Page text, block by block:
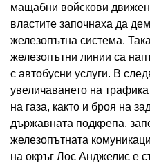
мащабни войскови
властите започнаха да
железопътна система.
железопътни линии са
с автобусни услуги. В
увеличаването на
на газа, както и броя на
държавната подкрепа,
железопътната
на окръг Лос Анджелис е